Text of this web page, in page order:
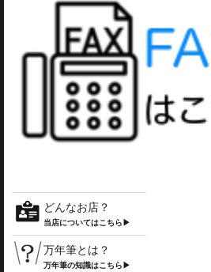
どんなお店？
当店についてはこちら▶
万年筆とは？
万年筆の知識はこちら▶